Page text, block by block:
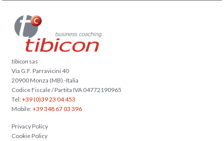
tibicon sas
Via G.F. Parravicini 40
20900 Monza (MB) -Italia
Codice Fiscale / Partita IVA 04772190965
Tel:+39 (0)39 23 04 453
Mobile:+39 348 67 03 396
Privacy Policy
Cookie Policy